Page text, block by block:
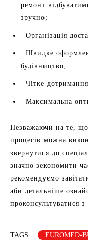
ремонт
зручно;
Організація
Швидке
будівництво;
Чітке
Максимальна
Незважаючи на те, що
процесів можна
звернутися до
значно зекономити
рекомендуємо
аби детальніше
проконсультуватися
TAGS: EUROMED-